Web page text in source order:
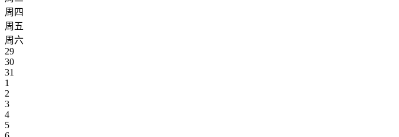
周四
周五
周六
29
30
31
1
2
3
4
5